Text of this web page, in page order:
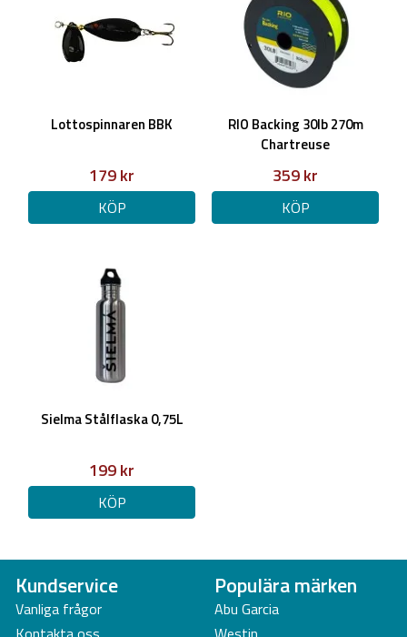
Lottospinnaren BBK
179 kr
KÖP
RIO Backing 30lb 270m
Chartreuse
359 kr
KÖP
Sielma Stålflaska 0,75L
199 kr
KÖP
Kundservice
Vanliga frågor
Populära märken
Abu Garcia